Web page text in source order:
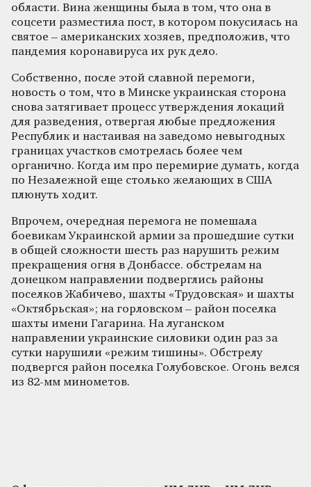
области. Вина женщины была в том, что она в
соцсети разместила пост, в котором покусилась на
святое – американских хозяев, предположив, что
пандемия коронавируса их рук дело.
Собственно, после этой славной перемоги,
новость о том, что в Минске украинская сторона
снова затягивает процесс утверждения локаций
для разведения, отвергая любые предложения
Республик и настаивая на заведомо невыгодных
границах участков смотрелась более чем
органично. Когда им про перемирие думать, когда
по Незалежной еще столько желающих в США
плюнуть ходит.
Впрочем, очередная перемога не помешала
боевикам Украинской армии за прошедшие сутки
в общей сложности шесть раз нарушить режим
прекращения огня в Донбассе. обстрелам на
донецком направлении подверглись районы
поселков Жабичево, шахты «Трудовская» и шахты
«Октябрьская»; на горловском – район поселка
шахты имени Гагарина. На луганском
направлении украинские силовики один раз за
сутки нарушили «режим тишины». Обстрелу
подвергся район поселка Голубовское. Огонь велся
из 82-мм минометов.